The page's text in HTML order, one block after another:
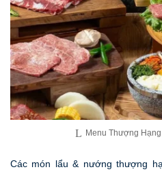
Menu Thượng
Các món lẩu & nướng thượng